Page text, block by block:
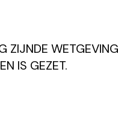
ZIJNDE
IS GEZET.